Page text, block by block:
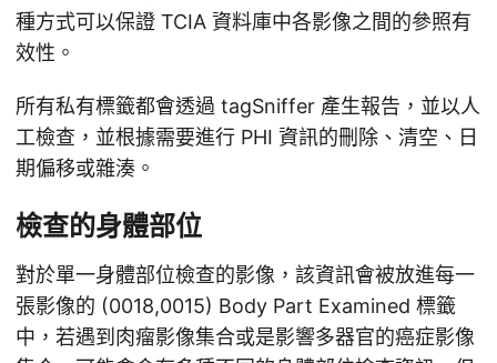
種方式可以保證 TCIA 資料庫中各影像之間的參照有
效性。
所有私有標籤都會透過 tagSniffer 產生報告，並以人
工檢查，並根據需要進行 PHI 資訊的刪除、清空、日
期偏移或雜湊。
檢查的身體部位
對於單一身體部位檢查的影像，該資訊會被放進每一
張影像的 (0018,0015) Body Part Examined 標籤
中，若遇到肉瘤影像集合或是影響多器官的癌症影像